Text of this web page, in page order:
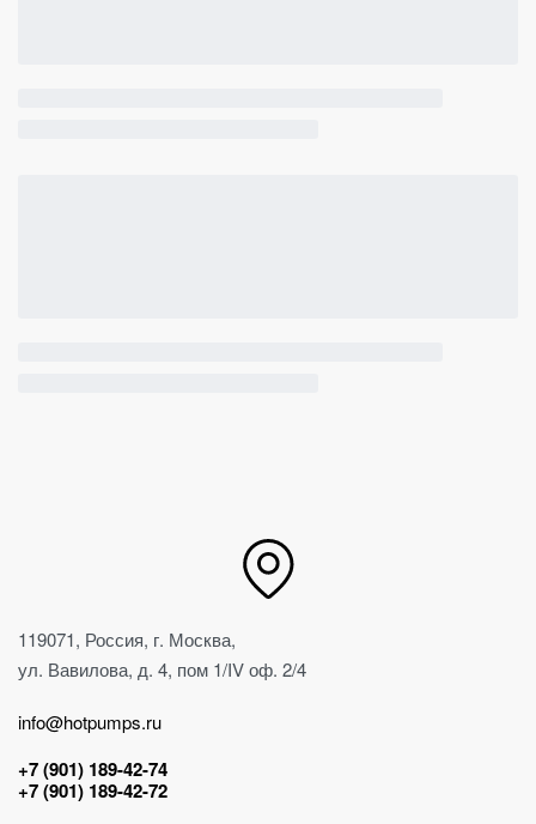
119071, Россия, г. Москва,
ул. Вавилова, д. 4, пом 1/IV оф. 2/4
info@hotpumps.ru
+7 (901) 189-42-74
+7 (901) 189-42-72